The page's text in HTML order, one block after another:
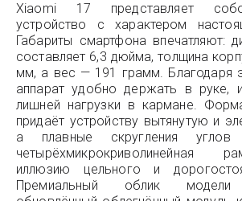
Xiaomi 17 представляет
устройство с характером
Габариты смартфона впечатляют:
составляет 6,3 дюйма, толщина
мм, а вес — 191 грамм. Благодаря
аппарат удобно держать в руке,
лишней нагрузки в кармане.
придаёт устройству вытянутую и
а плавные скругления углов
четырёхмикрокриволинейная
иллюзию цельного и
Премиальный облик модели